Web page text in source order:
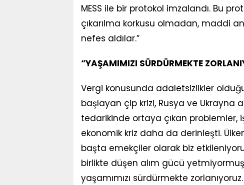
MESS ile bir protokol imzalandı. Bu
çıkarılma korkusu olmadan, maddi
nefes aldılar.”
“YAŞAMIMIZI SÜRDÜRMEKTE
Vergi konusunda adaletsizlikler
başlayan çip krizi, Rusya ve Ukrayna
tedarikinde ortaya çıkan problemler,
ekonomik kriz daha da derinleşti.
başta emekçiler olarak biz
birlikte düşen alım gücü
yaşamımızı sürdürmekte zorlanıyoruz.